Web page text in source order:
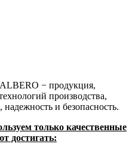
− продукция,
производства,
и безопасность.
только качественные
достигать: